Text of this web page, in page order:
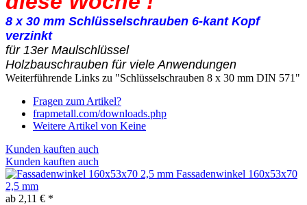
8 x 30 mm Schlüsselschrauben 6-kant Kopf
verzinkt
für 13er Maulschlüssel
Holzbauschrauben für viele Anwendungen
Weiterführende Links zu "Schlüsselschrauben 8 x 30 mm DIN 571"
Fragen zum Artikel?
frapmetall.com/downloads.php
Weitere Artikel von Keine
Kunden kauften auch
Kunden kauften auch
Fassadenwinkel 160x53x70
2,5 mm
ab 2,11 € *